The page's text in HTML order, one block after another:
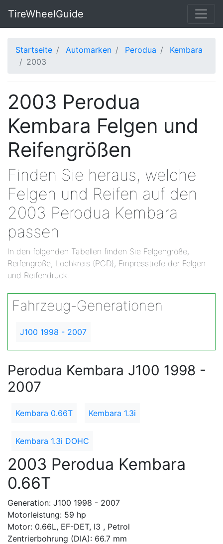
TireWheelGuide
Startseite Automarken Perodua
Kembara
2003
2003 Perodua
Kembara Felgen und
Reifengrößen
Finden Sie heraus, welche
Felgen und Reifen auf den
2003 Perodua Kembara
passen
In den folgenden Tabellen finden Sie Felgengröße,
Reifengröße, Lochkreis (PCD), Einpresstiefe der Felgen
und Reifendruck.
Fahrzeug-Generationen
J100 1998 - 2007
Perodua Kembara J100 1998 -
2007
Kembara 0.66T Kembara 1.3i
Kembara 1.3i DOHC
2003 Perodua Kembara
0.66T
Generation: J100 1998 - 2007
Motorleistung: 59 hp
Motor: 0.66L, EF-DET, I3 , Petrol
Zentrierbohrung (DIA): 66.7 mm